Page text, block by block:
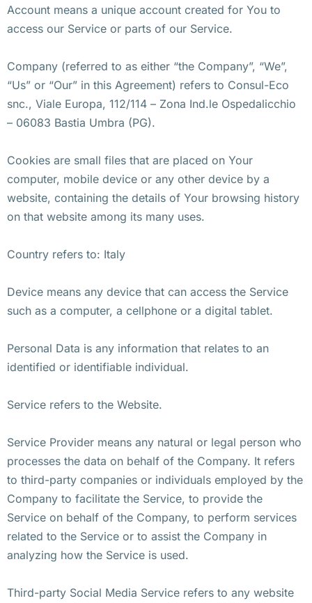
Account means a unique account created for You to
access our Service or parts of our Service.
Company (referred to as either “the Company”, “We”,
“Us” or “Our” in this Agreement) refers to Consul-Eco
snc., Viale Europa, 112/114 – Zona Ind.le Ospedalicchio
– 06083 Bastia Umbra (PG).
Cookies are small files that are placed on Your
computer, mobile device or any other device by a
website, containing the details of Your browsing history
on that website among its many uses.
Country refers to: Italy
Device means any device that can access the Service
such as a computer, a cellphone or a digital tablet.
Personal Data is any information that relates to an
identified or identifiable individual.
Service refers to the Website.
Service Provider means any natural or legal person who
processes the data on behalf of the Company. It refers
to third-party companies or individuals employed by the
Company to facilitate the Service, to provide the
Service on behalf of the Company, to perform services
related to the Service or to assist the Company in
analyzing how the Service is used.
Third-party Social Media Service refers to any website